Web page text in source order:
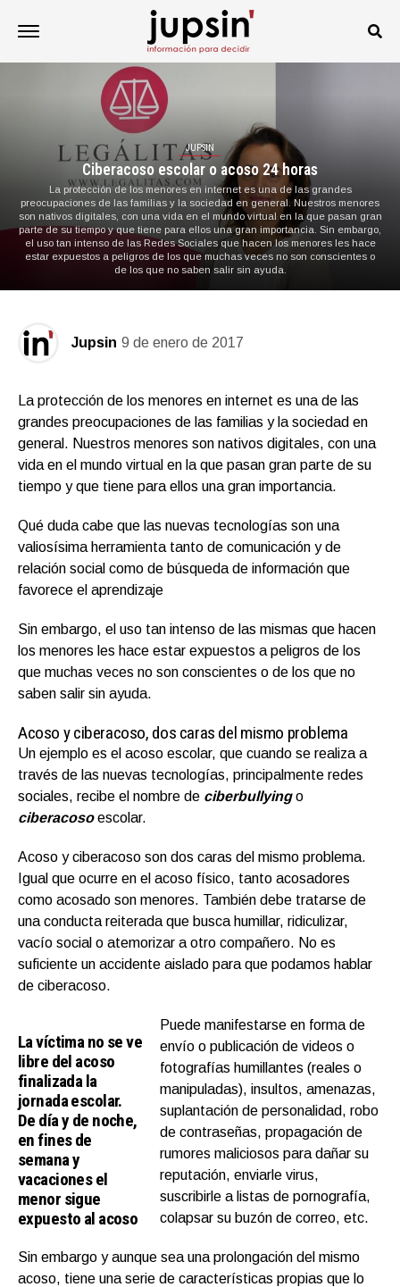
JUPSIN
Ciberacoso escolar o acoso 24 horas
La protección de los menores en internet es una de las grandes
preocupaciones de las familias y la sociedad en general. Nuestros menores
son nativos digitales, con una vida en el mundo virtual en la que pasan gran
parte de su tiempo y que tiene para ellos una gran importancia. Sin embargo,
el uso tan intenso de las Redes Sociales que hacen los menores les hace
estar expuestos a peligros de los que muchas veces no son conscientes o
de los que no saben salir sin ayuda.
Jupsin 9 de enero de 2017
La protección de los menores en internet es una de las
grandes preocupaciones de las familias y la sociedad en
general. Nuestros menores son nativos digitales, con una
vida en el mundo virtual en la que pasan gran parte de su
tiempo y que tiene para ellos una gran importancia.
Qué duda cabe que las nuevas tecnologías son una
valiosísima herramienta tanto de comunicación y de
relación social como de búsqueda de información que
favorece el aprendizaje
Sin embargo, el uso tan intenso de las mismas que hacen
los menores les hace estar expuestos a peligros de los
que muchas veces no son conscientes o de los que no
saben salir sin ayuda.
Acoso y ciberacoso, dos caras del mismo problema
Un ejemplo es el acoso escolar, que cuando se realiza a
través de las nuevas tecnologías, principalmente redes
sociales, recibe el nombre de ciberbullying o
ciberacosoescolar.
Acoso y ciberacoso son dos caras del mismo problema.
Igual que ocurre en el acoso físico, tanto acosadores
como acosado son menores. También debe tratarse de
una conducta reiterada que busca humillar, ridiculizar,
vacío social o atemorizar a otro compañero. No es
suficiente un accidente aislado para que podamos hablar
de ciberacoso.
La víctima no se ve
libre del acoso
finalizada la
jornada escolar.
De día y de noche,
en fines de
semana y
vacaciones el
menor sigue
expuesto al acoso
Puede manifestarse en forma de
envío o publicación de videos o
fotografías humillantes (reales o
manipuladas), insultos, amenazas,
suplantación de personalidad, robo
de contraseñas, propagación de
rumores maliciosos para dañar su
reputación, enviarle virus,
suscribirle a listas de pornografía,
colapsar su buzón de correo, etc.
Sin embargo y aunque sea una prolongación del mismo
acoso, tiene una serie de características propias que lo